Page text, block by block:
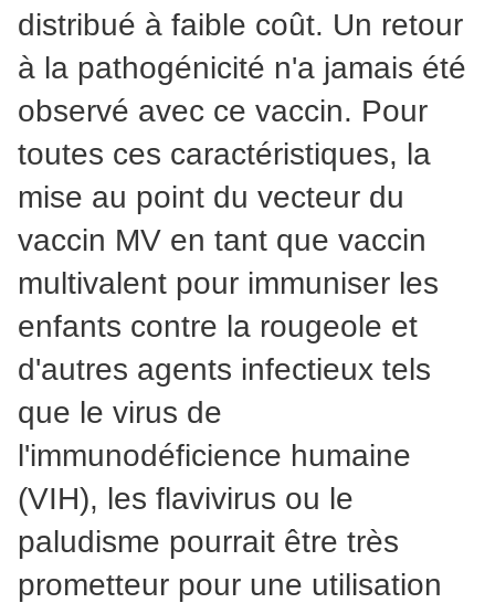
distribué à faible coût. Un retour
à la pathogénicité n'a jamais été
observé avec ce vaccin. Pour
toutes ces caractéristiques, la
mise au point du vecteur du
vaccin MV en tant que vaccin
multivalent pour immuniser les
enfants contre la rougeole et
d'autres agents infectieux tels
que le virus de
l'immunodéficience humaine
(VIH), les flavivirus ou le
paludisme pourrait être très
prometteur pour une utilisation